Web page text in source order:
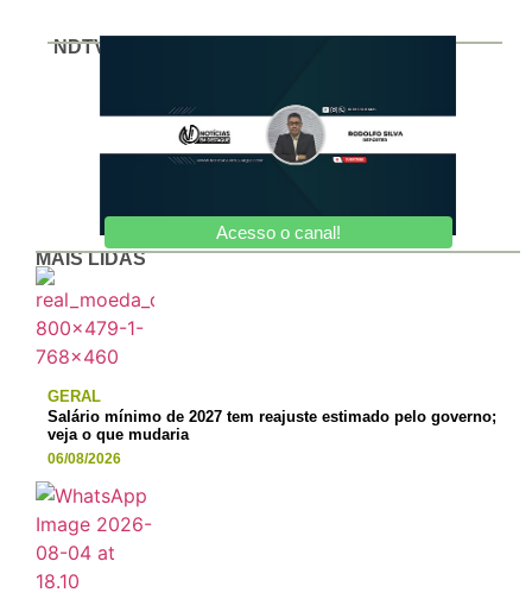
NDTV
Acesso o canal!
MAIS LIDAS
GERAL
Salário mínimo de 2027 tem reajuste estimado pelo governo;
veja o que mudaria
06/08/2026